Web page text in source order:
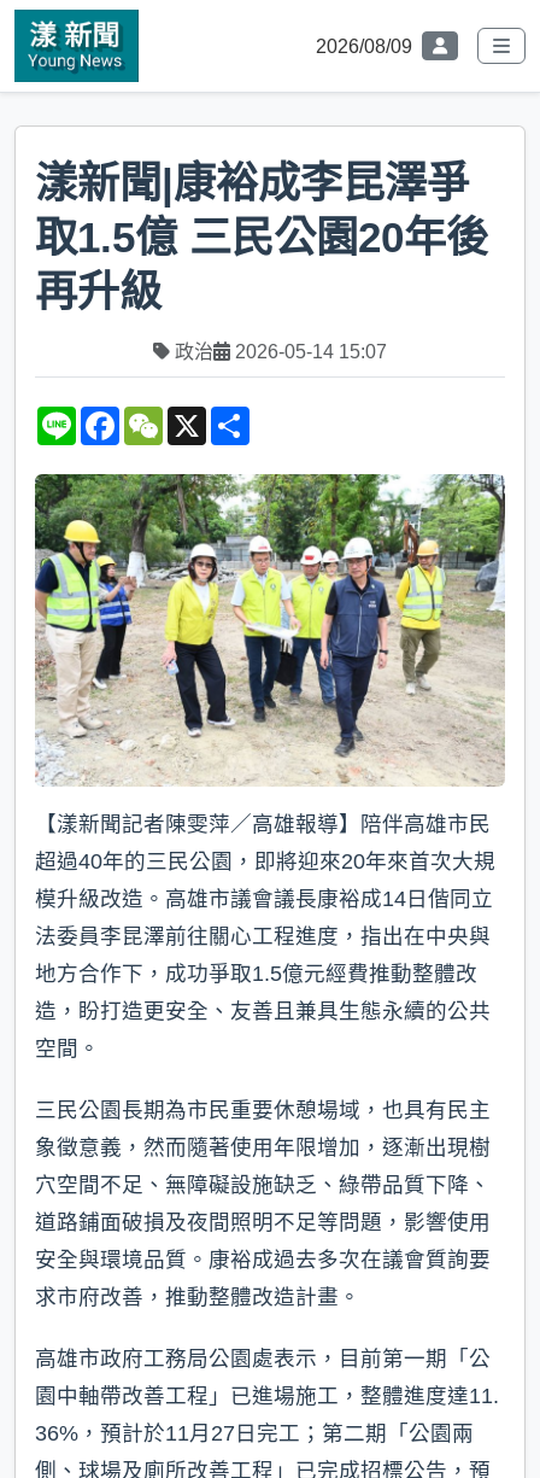
2026/08/09
漾新聞|康裕成李昆澤爭
取1.5億 三民公園20年後
再升級
政治 2026-05-14 15:07
L
e
F
e
b
o
o
k
W
h
a
t
X
r
e
【漾新聞記者陳雯萍／高雄報導】陪伴高雄市民
超過40年的三民公園，即將迎來20年來首次大規
模升級改造。高雄市議會議長康裕成14日偕同立
法委員李昆澤前往關心工程進度，指出在中央與
地方合作下，成功爭取1.5億元經費推動整體改
造，盼打造更安全、友善且兼具生態永續的公共
空間。
三民公園長期為市民重要休憩場域，也具有民主
象徵意義，然而隨著使用年限增加，逐漸出現樹
穴空間不足、無障礙設施缺乏、綠帶品質下降、
道路鋪面破損及夜間照明不足等問題，影響使用
安全與環境品質。康裕成過去多次在議會質詢要
求市府改善，推動整體改造計畫。
高雄市政府工務局公園處表示，目前第一期「公
園中軸帶改善工程」已進場施工，整體進度達11.
36%，預計於11月27日完工；第二期「公園兩
側、球場及廁所改善工程」已完成招標公告，預